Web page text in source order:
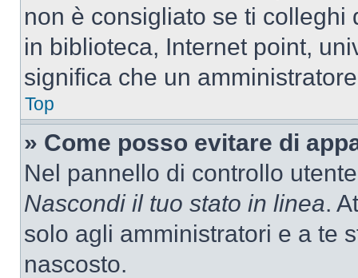
non è consigliato se ti
in biblioteca, Internet point,
significa che un
Top
» Come posso evitare di
Nel pannello di controllo
Nascondi il tuo stato in linea.
solo agli amministratori e a te
nascosto.